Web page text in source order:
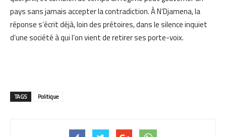
pays sans jamais accepter la contradiction. À N’Djamena, la
réponse s’écrit déjà, loin des prétoires, dans le silence inquiet
d’une société à qui l’on vient de retirer ses porte-voix.
TAGS Politique